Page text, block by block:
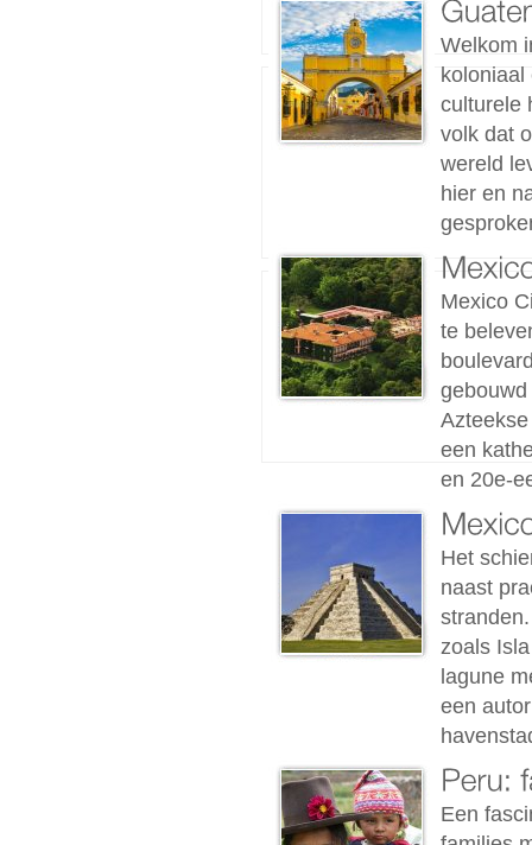
Welkom
culturele
volk dat
wereld
hier en
Mexico
te
een
en 20e-
Het
naast
zoals
lagune
een
Een